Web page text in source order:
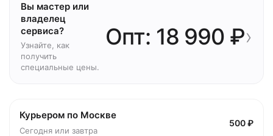
Вы мастер или
владелец
сервиса?
Узнайте, как
получить
специальные цены.
Опт: 18 990 ₽›
Курьером по Москве
Сегодня или завтра
500 ₽